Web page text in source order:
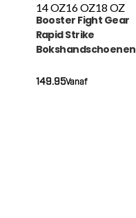
14 OZ16 OZ18 OZ
Booster Fight Gear
Rapid Strike
Bokshandschoenen
Vanaf
149.95